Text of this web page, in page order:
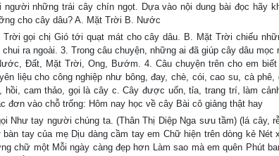
những trái cây chín ngọt. Dựa vào nội dung bài đọc hãy
cho cây dâu? A. Mặt Trời B. Nước
gọi chị Gió tới quạt mát cho cây dâu. B. Mặt Trời chiếu
ra ngoài. 3. Trong câu chuyện, những ai đã giúp cây dâu mọc
Đất, Mặt Trời, Ong, Bướm. 4. Câu chuyện trên cho em biết
liệu cho công nghiệp như bông, đay, chè, cói, cao su, cà phê,
cam thảo, gọi là cây c. Cây được uốn, tỉa, trang trí, làm
vào chỗ trống: Hôm nay học về cây Bài cô giảng thật hay
Như tay người chúng ta. (Thân Thị Diệp Nga sưu tầm) (lá cây,
tay của mẹ Dịu dàng cầm tay em Chữ hiện trên dòng kẻ Nét
chữ một Mỗi ngày càng đẹp hơn Làm sao mà em quên Phút